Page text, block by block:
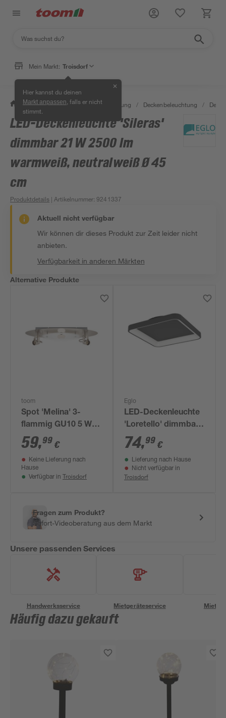
Mein Markt: Troisdorf
Hier kannst du deinen
Markt anpassen , falls er nicht
stimmt.
✕
/ Wohnen & Haushalt / Beleuchtung / Deckenbeleuchtung /
LED-Deckenleuchte 'Sileras'
dimmbar 21 W 2500 lm
warmweiß, neutralweiß Ø 45
cm
Produktdetails | Artikelnummer:9241337
Aktuell nicht verfügbar
Wir können dir dieses Produkt zur Zeit leider nicht
anbieten.
Verfügbarkeit in anderen Märkten
Alternative Produkte
toom
Spot 'Melina' 3-
flammig GU10 5 W Ø
52 x 13,5 cm
59,99 €
Keine Lieferung nach
Hause
Verfügbar in Troisdorf
Eglo
LED-Deckenleuchte
'Loretello' dimmbar
1440 lm warmweiß
bis tageslichtweiß
35 x 7,5 cm
74,99 €
Lieferung nach Hause
Nicht verfügbar in
Troisdorf
Fragen zum Produkt?
Sofort-Videoberatung aus dem Markt
Unsere passenden Services
Handwerksservice Mietgeräteservice
Häufig dazu gekauft